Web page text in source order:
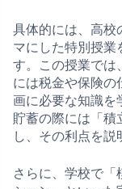
具体的には、高校
マにした特別授業
す。この授業では、
には税金や保険の
画に必要な知識を
貯蓄の際には「積
し、その利点を説
さらに、学校で